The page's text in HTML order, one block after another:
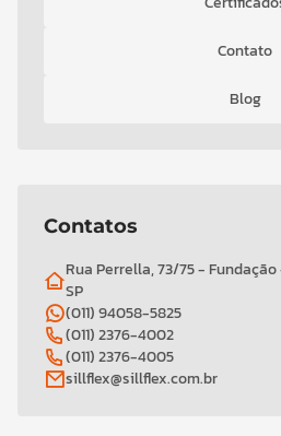
Contato
Blog
Contatos
Rua Perrella, 73/75 -
SP
(011) 94058-5825
(011) 2376-4002
(011) 2376-4005
sillflex@sillflex.com.br